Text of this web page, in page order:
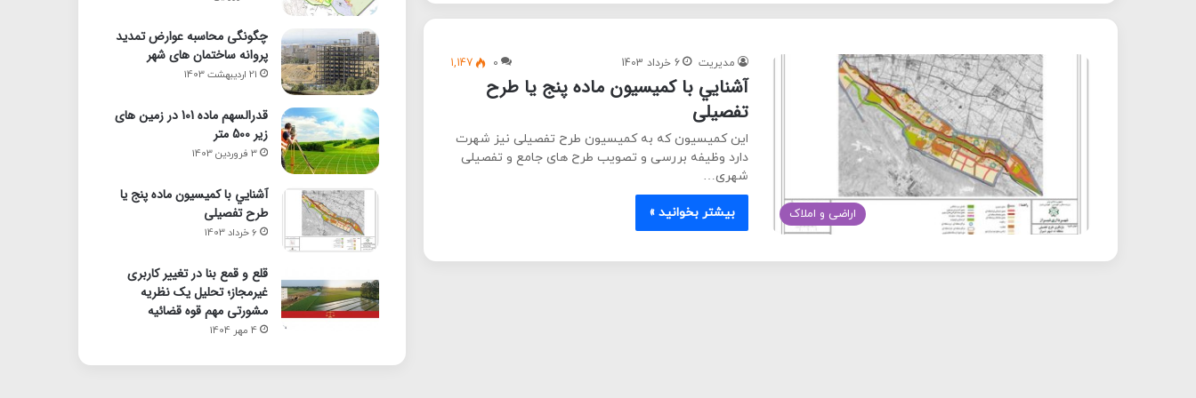
اراضی و املاک
مدیریت 6 خرداد 1403 0
1,147
آشنايي با كميسيون ماده پنج یا طرح
تفصیلی
این کمیسیون که به کمیسیون طرح تفصیلی نیز شهرت
دارد وظیفه بررسی و تصویب طرح های جامع و تفصیلی
شهری…
بیشتر بخوانید »
چگونگی محاسبه عوارض تمدید
پروانه ساختمان های شهر
21 اردیبهشت 1403
قدرالسهم ماده 101 در زمین های
زیر 500 متر
3 فروردین 1403
آشنايي با كميسيون ماده پنج یا
طرح تفصیلی
6 خرداد 1403
قلع و قمع بنا در تغییر کاربری
غیرمجاز؛ تحلیل یک نظریه
مشورتی مهم قوه قضائیه
4 مهر 1404